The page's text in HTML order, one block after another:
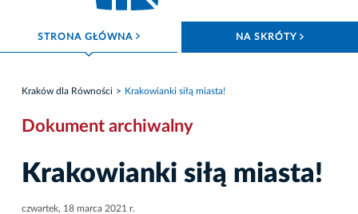
STRONA GŁÓWNA ROZWIŃ MENU NA SKRÓTY
Kraków dla Równości Krakowianki siłą miasta!
Dokument archiwalny
Krakowianki siłą miasta!
czwartek, 18 marca 2021 r.